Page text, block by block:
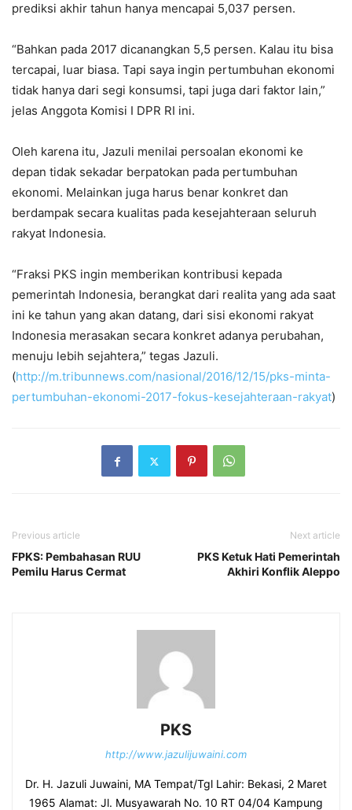
prediksi akhir tahun hanya mencapai 5,037 persen.
“Bahkan pada 2017 dicanangkan 5,5 persen. Kalau itu bisa
tercapai, luar biasa. Tapi saya ingin pertumbuhan ekonomi
tidak hanya dari segi konsumsi, tapi juga dari faktor lain,”
jelas Anggota Komisi I DPR RI ini.
Oleh karena itu, Jazuli menilai persoalan ekonomi ke
depan tidak sekadar berpatokan pada pertumbuhan
ekonomi. Melainkan juga harus benar konkret dan
berdampak secara kualitas pada kesejahteraan seluruh
rakyat Indonesia.
“Fraksi PKS ingin memberikan kontribusi kepada
pemerintah Indonesia, berangkat dari realita yang ada saat
ini ke tahun yang akan datang, dari sisi ekonomi rakyat
Indonesia merasakan secara konkret adanya perubahan,
menuju lebih sejahtera,” tegas Jazuli.
(http://m.tribunnews.com/nasional/2016/12/15/pks-minta-
pertumbuhan-ekonomi-2017-fokus-kesejahteraan-rakyat)
Previous article
FPKS: Pembahasan RUU
Pemilu Harus Cermat
Next article
PKS Ketuk Hati Pemerintah
Akhiri Konflik Aleppo
PKS
http://www.jazulijuwaini.com
Dr. H. Jazuli Juwaini, MA Tempat/Tgl Lahir: Bekasi, 2 Maret
1965 Alamat: Jl. Musyawarah No. 10 RT 04/04 Kampung